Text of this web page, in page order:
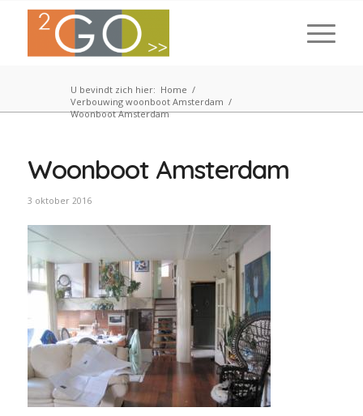
U bevindt zich hier: Home /
Verbouwing woonboot Amsterdam /
Woonboot Amsterdam
Woonboot Amsterdam
3 oktober 2016